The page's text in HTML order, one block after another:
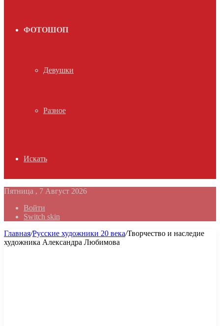
ФОТОШОП
Девушки
Разное
Искать
Пятница , 7 Август 2026
Войти
Switch skin
Главная/Русские художники 20 века/Творчество и наследие
художника Александра Любимова